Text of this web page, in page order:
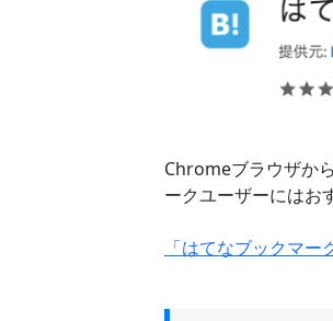
Chromeブラウザか
ークユーザーにはお
「はてなブックマ